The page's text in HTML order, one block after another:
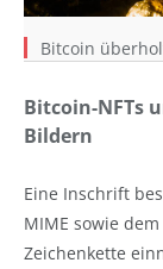
Bitcoin
Bitcoin-NFTs
Bildern
Eine Inschrift
MIME sowie
Zeichenkette